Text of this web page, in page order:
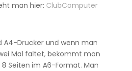
man hier: ClubComputer
A4-Drucker und wenn man
Mal faltet, bekommt man
Seiten im A6-Format. Man